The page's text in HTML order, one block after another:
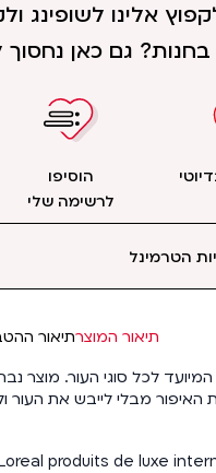
אלינו לשופינג
בחנות? גם כאן נחסוך
הוסיפו
לרשימה שלי
הטרמינל
תיאור המוצרתיאור
המיועד לכל סוגי העור. מוצר
האיפור מבלי לייבש את
produits de luxe